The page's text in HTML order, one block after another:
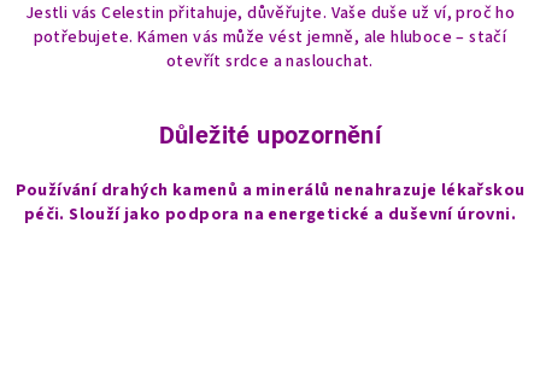
Jestli vás Celestin přitahuje, důvěřujte. Vaše duše už ví, proč ho
potřebujete. Kámen vás může vést jemně, ale hluboce – stačí
otevřít srdce a naslouchat.
Důležité upozornění
Používání drahých kamenů a minerálů nenahrazuje lékařskou
péči. Slouží jako podpora na energetické a duševní úrovni.